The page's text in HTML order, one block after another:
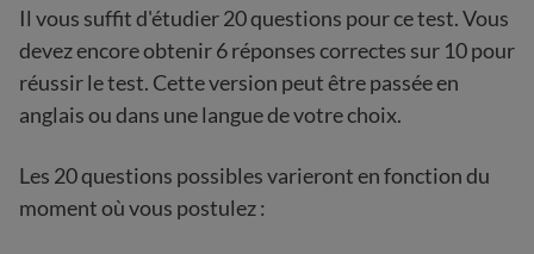
Il vous suffit d'étudier 20 questions pour ce test. Vous
devez encore obtenir 6 réponses correctes sur 10 pour
réussir le test. Cette version peut être passée en
anglais ou dans une langue de votre choix.
Les 20 questions possibles varieront en fonction du
moment où vous postulez :